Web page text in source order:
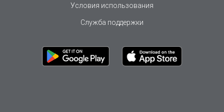
Условия использования
Служба поддержки